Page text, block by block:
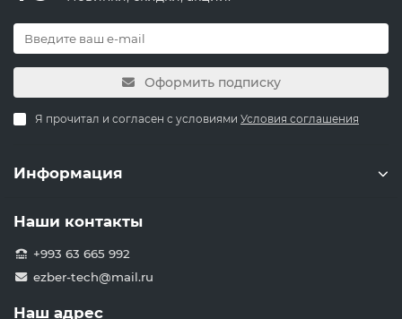
Оформить подписку
Я прочитал и согласен с условиями Условия соглашения
Информация
Наши контакты
+993 63 665 992
ezber-tech@mail.ru
Наш адрес